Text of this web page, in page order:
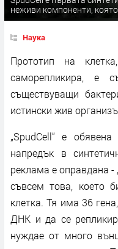
неживи компоненти,
Наука
Прототип на
саморепликира, е
съществуващи
истински жив
„SpudCell“ е
напредък в
реклама е оправдана -
съвсем това, което
клетка. Тя има 36
ДНК и да се
нуждае от много